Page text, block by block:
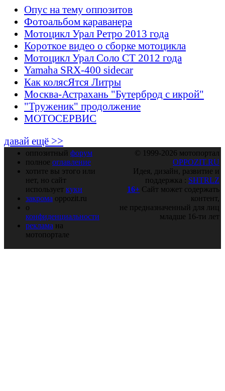
Опус на тему оппозитов
Фотоальбом караванера
Мотоцикл Урал Ретро 2013 года
Короткое видео о сборке мотоцикла
Мотоцикл Урал Соло СТ 2012 года
Yamaha SRX-400 sidecar
Как колясЯтся Литры
Москва-Астрахань "Бутерброд с икрой"
"Труженик" продолжение
МОТОСЕРВИС
давай ещё >>
оппозитный форум
полное оглавление
хотите вы этого или
нет, но сайт
использует куки
закрома oppozit.ru
о
конфиденциальности
реклама на
мотопортале
© 1999-2026 мотопортал
OPPOZIT.RU
Идея, дизайн, развитие и
поддержка : SHTRLZ
16+ Сайт может содержать
контент,
не предназначенный для лиц
младше 16-ти лет